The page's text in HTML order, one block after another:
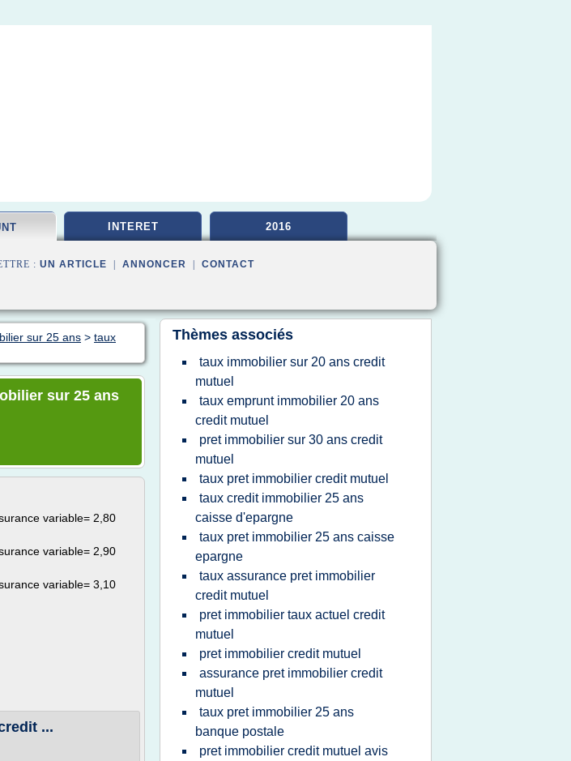
INTERET 2016
: UN ARTICLE ANNONCER CONTACT
sur 25 ans > taux
sur 25 ans
variable= 2,80
variable= 2,90
variable= 3,10
...
Thèmes associés
taux immobilier sur 20 ans credit
mutuel
taux emprunt immobilier 20 ans
credit mutuel
pret immobilier sur 30 ans credit
mutuel
taux pret immobilier credit mutuel
taux credit immobilier 25 ans
caisse d'epargne
taux pret immobilier 25 ans caisse
epargne
taux assurance pret immobilier
credit mutuel
pret immobilier taux actuel credit
mutuel
pret immobilier credit mutuel
assurance pret immobilier credit
mutuel
taux pret immobilier 25 ans
banque postale
pret immobilier credit mutuel avis